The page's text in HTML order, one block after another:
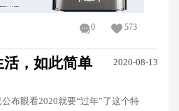
0 573
，如此简单 2020-08-13
布眼看2020就要“过年”了这个特